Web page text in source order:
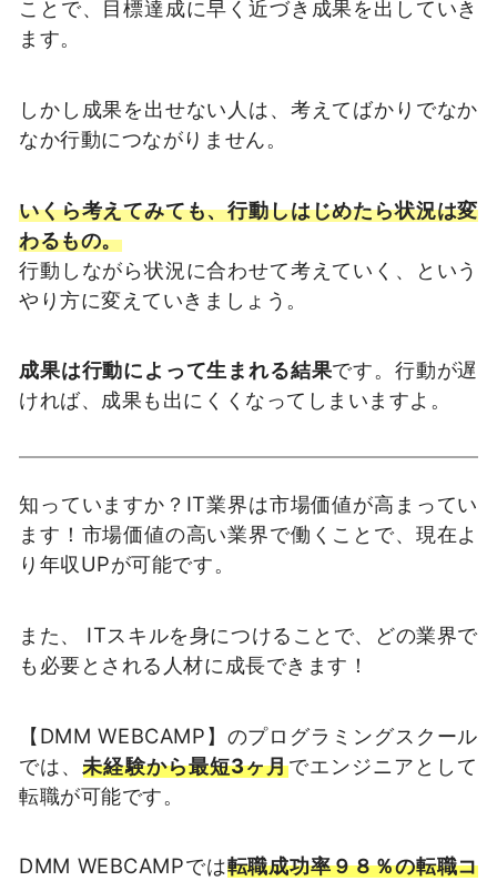
ことで、目標達成に早く近づき成果を出していき
ます。
しかし成果を出せない人は、考えてばかりでなか
なか行動につながりません。
いくら考えてみても、行動しはじめたら状況は変
わるもの。
行動しながら状況に合わせて考えていく、という
やり方に変えていきましょう。
成果は行動によって生まれる結果です。行動が遅
ければ、成果も出にくくなってしまいますよ。
知っていますか？IT業界は市場価値が高まってい
ます！市場価値の高い業界で働くことで、現在よ
り年収UPが可能です。
また、 ITスキルを身につけることで、どの業界で
も必要とされる人材に成長できます！
【DMM WEBCAMP】のプログラミングスクール
では、 未経験から最短3ヶ月でエンジニアとして
転職が可能です。
DMM WEBCAMPでは転職成功率９８％の転職コ